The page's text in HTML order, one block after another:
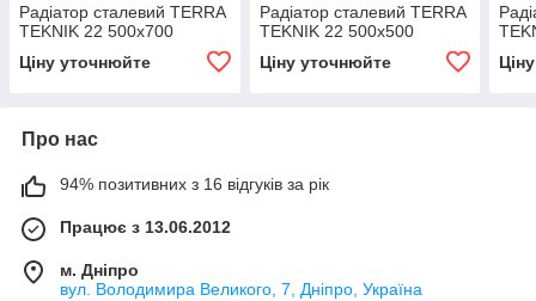
Радіатор сталевий TERRA
TEKNIK 22 500x700
Ціну уточнюйте
Радіатор сталевий TERRA
TEKNIK 22 500x500
Ціну уточнюйте
Про нас
94% позитивних з 16 відгуків за рік
Працює з 13.06.2012
м. Дніпро
вул. Володимира Великого, 7, Дніпро, Україна